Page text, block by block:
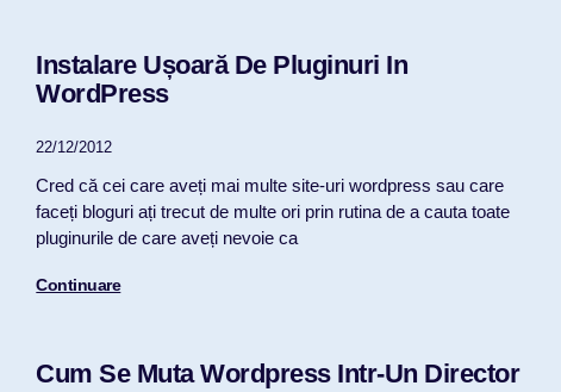
Instalare Ușoară De Pluginuri In
WordPress
22/12/2012
Cred că cei care aveți mai multe site-uri wordpress sau care
faceți bloguri ați trecut de multe ori prin rutina de a cauta toate
pluginurile de care aveți nevoie ca
Continuare
Cum Se Muta Wordpress Intr-Un Director